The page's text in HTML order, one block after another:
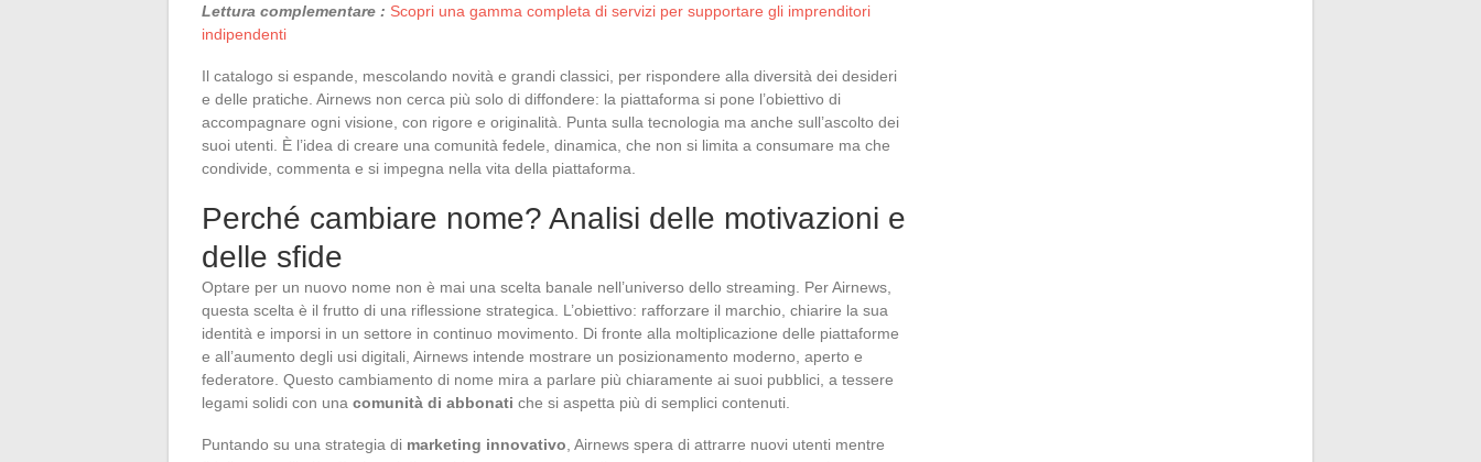
Lettura complementare : Scopri una gamma completa di servizi per supportare gli imprenditori
indipendenti
Il catalogo si espande, mescolando novità e grandi classici, per rispondere alla diversità dei desideri
e delle pratiche. Airnews non cerca più solo di diffondere: la piattaforma si pone l’obiettivo di
accompagnare ogni visione, con rigore e originalità. Punta sulla tecnologia ma anche sull’ascolto dei
suoi utenti. È l’idea di creare una comunità fedele, dinamica, che non si limita a consumare ma che
condivide, commenta e si impegna nella vita della piattaforma.
Perché cambiare nome? Analisi delle motivazioni e
delle sfide
Optare per un nuovo nome non è mai una scelta banale nell’universo dello streaming. Per Airnews,
questa scelta è il frutto di una riflessione strategica. L’obiettivo: rafforzare il marchio, chiarire la sua
identità e imporsi in un settore in continuo movimento. Di fronte alla moltiplicazione delle piattaforme
e all’aumento degli usi digitali, Airnews intende mostrare un posizionamento moderno, aperto e
federatore. Questo cambiamento di nome mira a parlare più chiaramente ai suoi pubblici, a tessere
legami solidi con una comunità di abbonati che si aspetta più di semplici contenuti.
Puntando su una strategia di marketing innovativo , Airnews spera di attrarre nuovi utenti mentre